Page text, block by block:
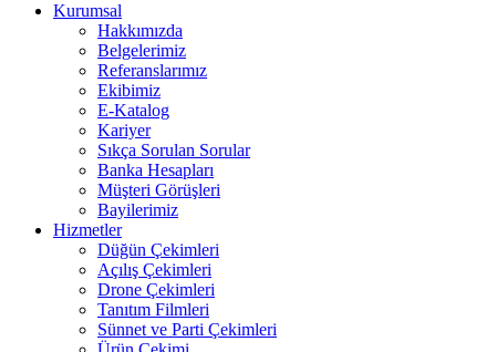
Kurumsal
Hakkımızda
Belgelerimiz
Referanslarımız
Ekibimiz
E-Katalog
Kariyer
Sıkça Sorulan Sorular
Banka Hesapları
Müşteri Görüşleri
Bayilerimiz
Hizmetler
Düğün Çekimleri
Açılış Çekimleri
Drone Çekimleri
Tanıtım Filmleri
Sünnet ve Parti Çekimleri